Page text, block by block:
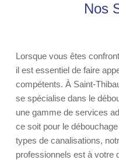
Nos
Lorsque vous êtes
il est essentiel de faire
compétents. À Saint-
se spécialise dans le
une gamme de services
ce soit pour le
types de canalisations,
professionnels est à votre